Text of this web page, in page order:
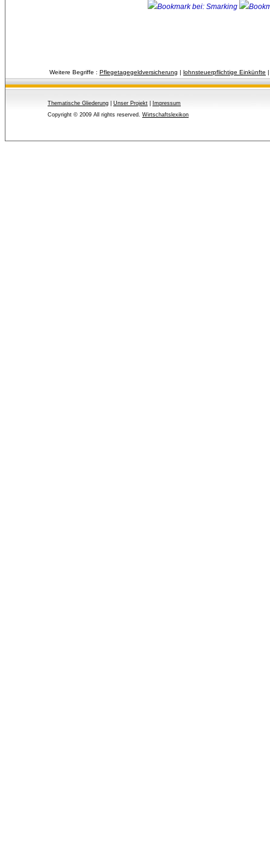
Weitere Begriffe : Pflegetagegeldversicherung | lohnsteuerpflichtige Einkünfte
Thematische Gliederung Unser Projekt
Impressum
Copyright © 2009 All rights reserved. Wirtschaftslexikon